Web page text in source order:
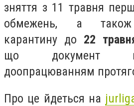
зняття з 11 травня
обмежень, а також
карантину до 22
що документ
доопрацюванням
Про це йдеться на